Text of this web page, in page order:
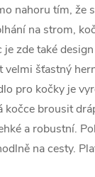
nahoru tím, že
na strom,
zde také
šťastný
pro kočky je
brousit
a robustní.
na cesty.